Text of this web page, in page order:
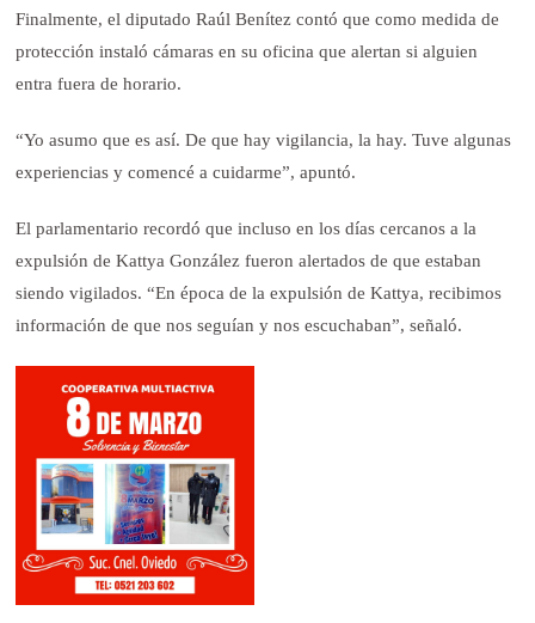
Finalmente, el diputado Raúl Benítez contó que como medida de
protección instaló cámaras en su oficina que alertan si alguien
entra fuera de horario.
“Yo asumo que es así. De que hay vigilancia, la hay. Tuve algunas
experiencias y comencé a cuidarme”, apuntó.
El parlamentario recordó que incluso en los días cercanos a la
expulsión de Kattya González fueron alertados de que estaban
siendo vigilados. “En época de la expulsión de Kattya, recibimos
información de que nos seguían y nos escuchaban”, señaló.